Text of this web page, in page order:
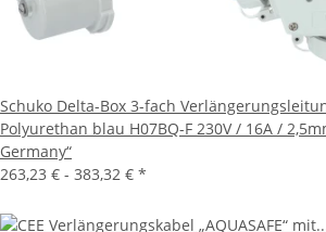
Schuko Delta-Box 3-fach
Polyurethan blau H07BQ-F 230V / 16A /
Germany“
263,23 € - 383,32 € *